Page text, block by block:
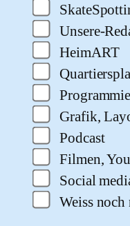
Unsere-
HeimART
Grafik,
Podcast
Filmen,
Social
Weiss